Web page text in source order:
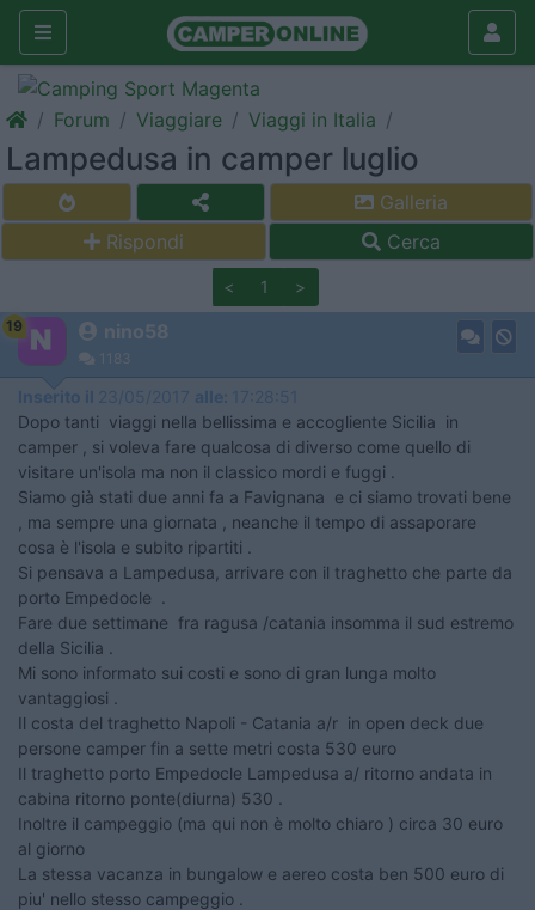
Forum Viaggiare Viaggi in Italia
Lampedusa in camper luglio
Galleria
Rispondi
Cerca
< 1 >
19 nino58
1183
Inserito il 23/05/2017 alle: 17:28:51
Dopo tanti viaggi nella bellissima e accogliente Sicilia in
camper , si voleva fare qualcosa di diverso come quello di
visitare un'isola ma non il classico mordi e fuggi .
Siamo già stati due anni fa a Favignana e ci siamo trovati bene
, ma sempre una giornata , neanche il tempo di assaporare
cosa è l'isola e subito ripartiti .
Si pensava a Lampedusa, arrivare con il traghetto che parte da
porto Empedocle .
Fare due settimane fra ragusa /catania insomma il sud estremo
della Sicilia .
Mi sono informato sui costi e sono di gran lunga molto
vantaggiosi .
Il costa del traghetto Napoli - Catania a/r in open deck due
persone camper fin a sette metri costa 530 euro
Il traghetto porto Empedocle Lampedusa a/ ritorno andata in
cabina ritorno ponte(diurna) 530 .
Inoltre il campeggio (ma qui non è molto chiaro ) circa 30 euro
al giorno
La stessa vacanza in bungalow e aereo costa ben 500 euro di
piu' nello stesso campeggio .